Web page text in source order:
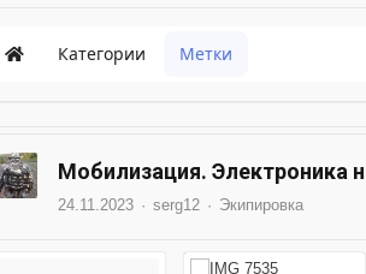
Категории Метки
Мобилизация. Электроника
24.11.2023 serg12 Экипировка